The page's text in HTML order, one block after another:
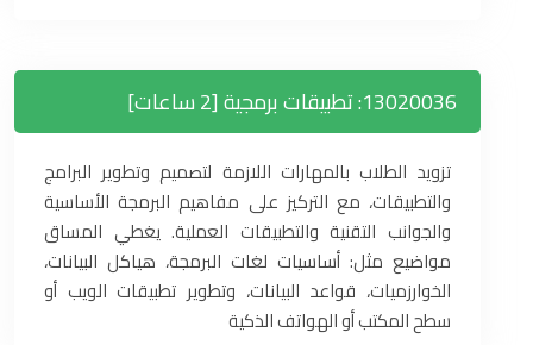
13020036: تطبيقات برمجية [2 ساعات]
تزويد الطلاب بالمهارات اللازمة لتصميم وتطوير البرامج
والتطبيقات، مع التركيز على مفاهيم البرمجة الأساسية
والجوانب التقنية والتطبيقات العملية. يغطي المساق
مواضيع مثل: أساسيات لغات البرمجة، هياكل البيانات،
الخوارزميات، قواعد البيانات، وتطوير تطبيقات الويب أو
سطح المكتب أو الهواتف الذكية